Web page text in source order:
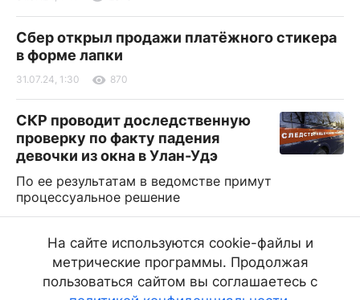
Сбер открыл продажи платёжного стикера
в форме лапки
31.07.24, 1:30 870
СКР проводит доследственную
проверку по факту падения
девочки из окна в Улан-Удэ
По ее результатам в ведомстве примут
процессуальное решение
31.07.24, 1:13 2696
Жители Иркутска готовы потратить на
покупку жилья 5,4 млн рублей
На сайте используются cookie-файлы и
метрические программы. Продолжая
пользоваться сайтом вы соглашаетесь с